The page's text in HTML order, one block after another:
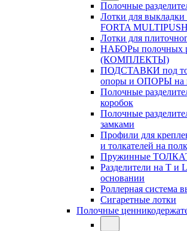
Полочные
Лотки для выкладки
FORTA MULTIPUSH
Лотки для
НАБОРы полочных
(КОМПЛЕКТЫ)
ПОДСТАВКИ под
опоры и ОПОРЫ на
Полочные
коробок
Полочные
замками
Профили для
и толкателей на
Пружинные
Разделители на Т и
основании
Роллерная система
Сигаретные лотки
Полочные